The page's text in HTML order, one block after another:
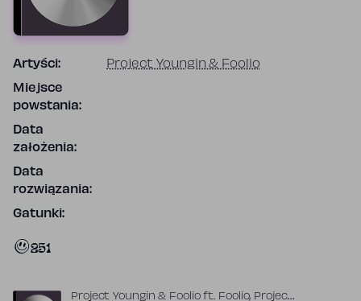
Artyści: Project Youngin & Foolio
Miejsce
powstania:
Data
założenia:
Data
rozwiązania:
Gatunki:
251
Project Youngin & Foolioft. Foolio, Project